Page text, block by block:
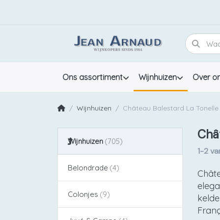
Ons assortiment Wijnhuizen Over
Wijnhuizen Château Balestard La Tonelle
Wijnhuizen
Belondrade
Colonjes
1-2